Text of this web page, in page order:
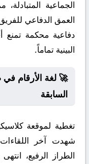
الجماعية
العمق الدفاعي
دفاعية محكمة تمنع
البينية تماماً.
🚀 لغة الأرقام في
السابقة
تغطية لموقعة
شهدت آخر
الطراز الرفيع،